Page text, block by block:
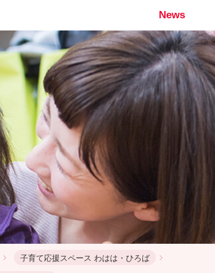
News
子育て応援スペース わはは・ひろば